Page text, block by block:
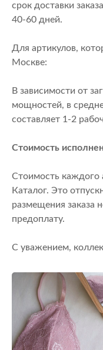
срок доставки
40-60 дней.
Для артикулов,
Москве:
В зависимости от
мощностей, в
составляет 1-2
Стоимость
Стоимость каждого
Каталог. Это
размещения заказа
предоплату.
С уважением,